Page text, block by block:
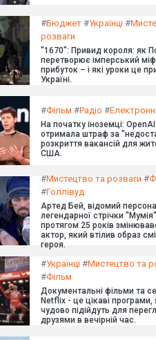
#Бюджет #Українці #
розваги
"1670": Привид короля: як
перетворює імперський
прибуток – і які уроки це
Україні.
#Фільм #Радіо #
На початку іноземці: OpenAI
отримала штраф за
розкриття вакансій для
США.
#Мистецтво та розваги #
#Голлівуд
Артед Бей, відомий
легендарної стрічки
протягом 25 років
актор, який втілив образ
героя.
#Українці #Мистецтво та
#Фільм
Документальні фільми та
Netflix - це цікаві програми,
чудово підійдуть для
друзями в вечірній час.